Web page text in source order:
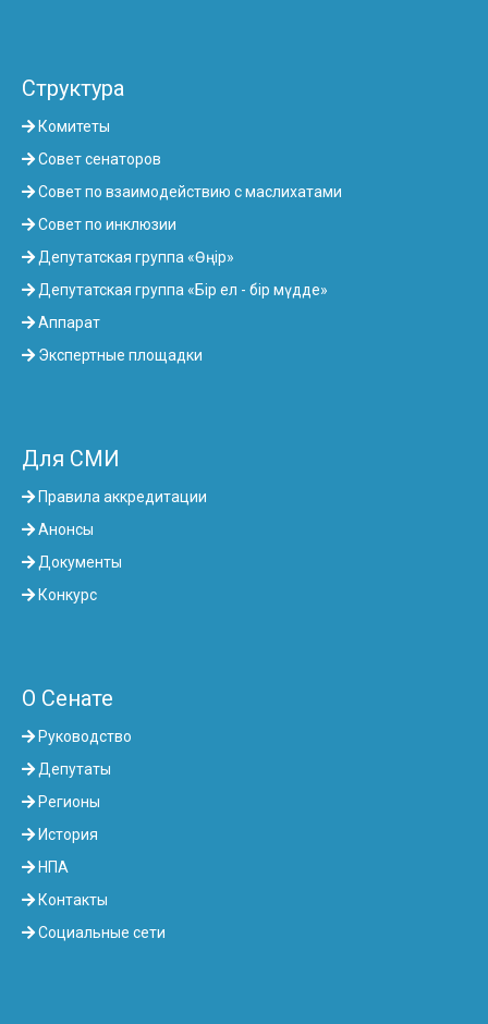
Структура
Комитеты
Совет сенаторов
Совет по взаимодействию с маслихатами
Совет по инклюзии
Депутатская группа «Өңір»
Депутатская группа «Бір ел - бір мүдде»
Аппарат
Экспертные площадки
Для СМИ
Правила аккредитации
Анонсы
Документы
Конкурс
О Сенате
Руководство
Депутаты
Регионы
История
НПА
Контакты
Социальные сети